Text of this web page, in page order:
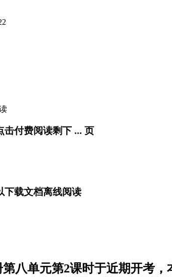
击付费阅读剩下 ... 页
下载文档离线阅读
第八单元第2课时于近期开考